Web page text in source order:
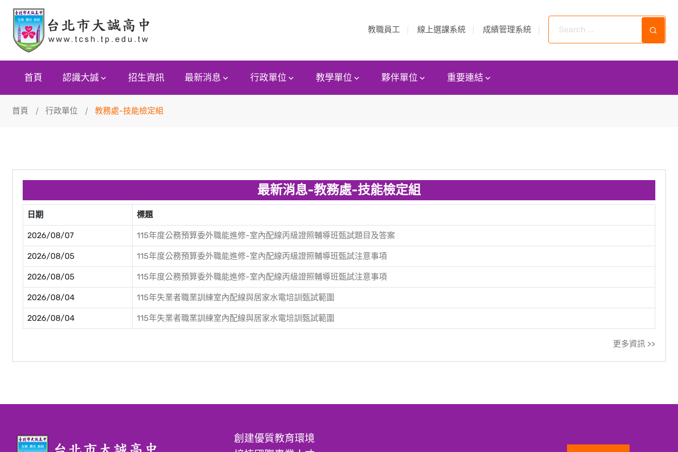
教職員工 線上選課系統 成績管理系統
首頁 認識大誠 招生資訊 最新消息 行政單位 教學單位 夥伴單位 重要連結
首頁 行政單位 教務處-技能檢定組
最新消息-教務處-技能檢定組
日期 標題
2026/08/07 115年度公務預算委外職能進修-室內配線丙級證照輔導班甄試題目及答案
2026/08/05 115年度公務預算委外職能進修-室內配線丙級證照輔導班甄試注意事項
2026/08/05 115年度公務預算委外職能進修-室內配線丙級證照輔導班甄試注意事項
2026/08/04 115年失業者職業訓練室內配線與居家水電培訓甄試範圍
2026/08/04 115年失業者職業訓練室內配線與居家水電培訓甄試範圍
更多資訊 >>
創建優質教育環境